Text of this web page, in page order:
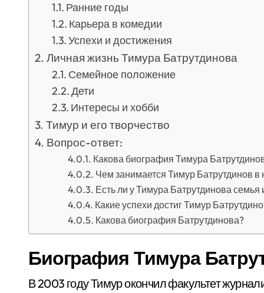
Ранние годы
Карьера в комедии
Успехи и достижения
Личная жизнь Тимура Батрутдинова
Семейное положение
Дети
Интересы и хобби
Тимур и его творчество
Вопрос-ответ:
Какова биография Тимура
Чем занимается Тимур Батрутдинов
Есть ли у Тимура Батрутдинова семья
Какие успехи достиг Тимур
Какова биография Батрутдинова?
Биография Тимура
В 2003 году Тимур окончил факультет